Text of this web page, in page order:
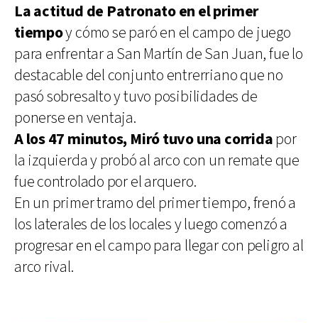
La actitud de Patronato en el primer
tiempoy cómo se paró en el campo de juego
para enfrentar a San Martín de San Juan, fue lo
destacable del conjunto entrerriano que no
pasó sobresalto y tuvo posibilidades de
ponerse en ventaja.
A los 47 minutos, Miró tuvo una corridapor
la izquierda y probó al arco con un remate que
fue controlado por el arquero.
En un primer tramo del primer tiempo, frenó a
los laterales de los locales y luego comenzó a
progresar en el campo para llegar con peligro al
arco rival.